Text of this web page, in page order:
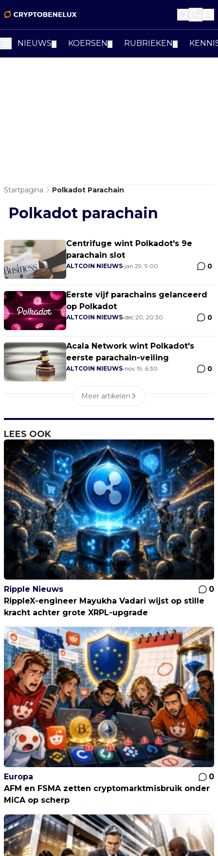
NIEUWS KOERSEN RUBRIEKEN
Startpagina Polkadot Parachain
Polkadot parachain
Centrifuge wint Polkadot's 9e
parachain slot
ALTCOIN NIEUWS•jan 29, 9:00 0
Eerste vijf parachains gelanceerd
op Polkadot
ALTCOIN NIEUWS•dec 20, 20:30 0
Acala Network wint Polkadot's
eerste parachain-veiling
ALTCOIN NIEUWS•nov 19, 6:30 0
Meer artikelen
LEES OOK
Ripple Nieuws
0
RippleX-engineer Mayukha Vadari wijst op stille
kracht achter grote XRPL-upgrade
Europa
0
AFM en FSMA zetten cryptomarktmisbruik onder
MiCA op scherp